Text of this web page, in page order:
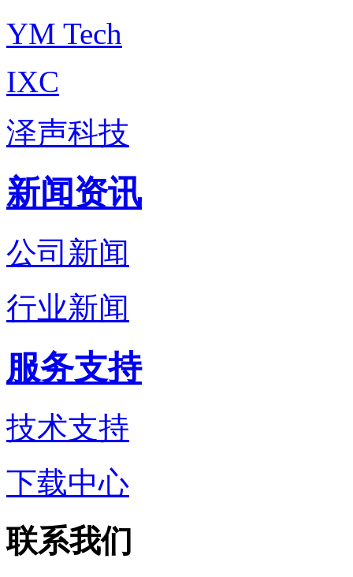
YM Tech
IXC
泽声科技
新闻资讯
公司新闻
行业新闻
服务支持
技术支持
下载中心
联系我们